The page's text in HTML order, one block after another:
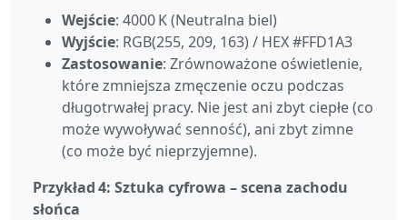
Wejście: 4000 K (Neutralna biel)
Wyjście: RGB(255, 209, 163) / HEX #FFD1A3
Zastosowanie: Zrównoważone oświetlenie,
które zmniejsza zmęczenie oczu podczas
długotrwałej pracy. Nie jest ani zbyt ciepłe (co
może wywoływać senność), ani zbyt zimne
(co może być nieprzyjemne).
Przykład 4: Sztuka cyfrowa – scena zachodu
słońca